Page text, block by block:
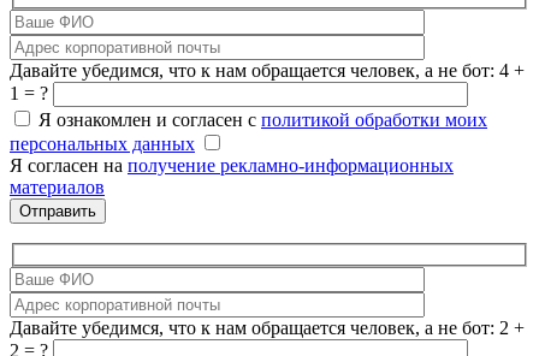
Давайте убедимся, что к нам обращается человек, а не бот: 4 +
1 = ?
Я ознакомлен и согласен с политикой обработки моих
персональных данных
Я согласен на получение рекламно-информационных
материалов
Давайте убедимся, что к нам обращается человек, а не бот: 2 +
2 = ?